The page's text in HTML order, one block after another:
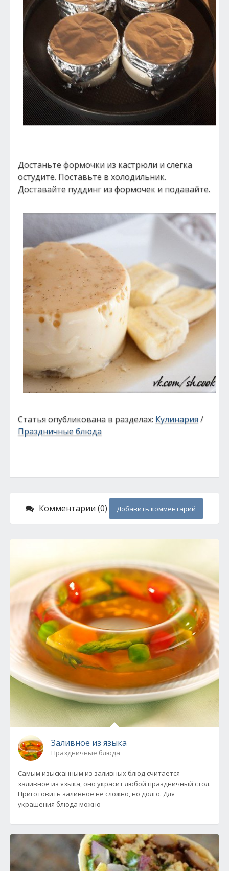
Достаньте формочки из кастрюли и слегка
остудите. Поставьте в холодильник.
Доставайте пуддинг из формочек и подавайте.
Статья опубликована в разделах: Кулинария/
Праздничные блюда
Комментарии (0) Добавить комментарий
Заливное из языка
Праздничные блюда
Самым изысканным из заливных блюд считается
заливное из языка, оно украсит любой праздничный стол.
Приготовить заливное не сложно, но долго. Для
украшения блюда можно